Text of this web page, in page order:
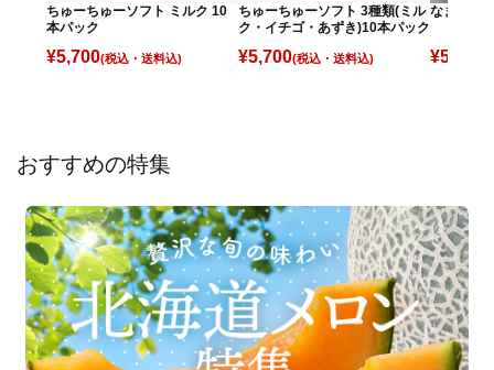
ちゅーちゅーソフト ミルク 10
本パック
¥5,700(税込)
ちゅーちゅーソフト 3種類(ミル
ク・イチゴ・あずき)10本パック
¥5,700(税込)
なまらミ
¥5,180
おすすめの特集